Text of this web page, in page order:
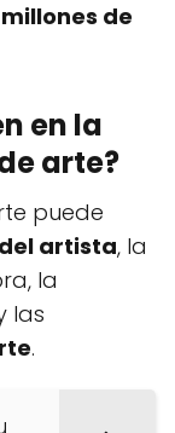
millones de
en la
arte?
puede
artista, la
la
las
.